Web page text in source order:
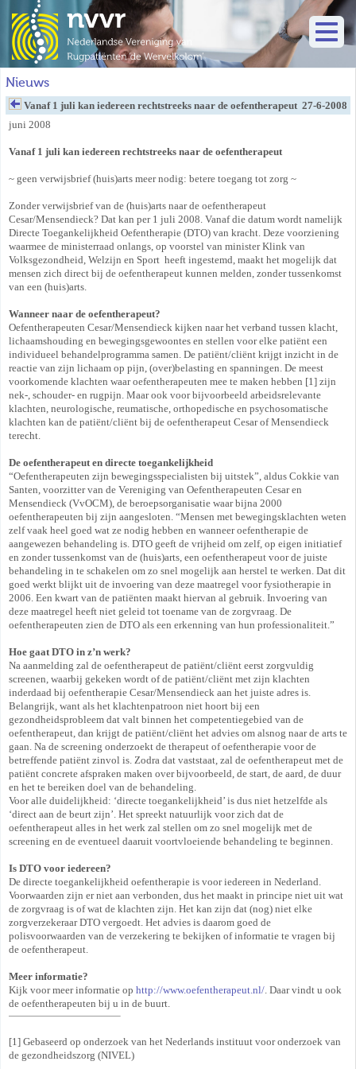
Nieuws
Vanaf 1 juli kan iedereen rechtstreeks naar de oefentherapeut 27-6-2008
juni 2008
Vanaf 1 juli kan iedereen rechtstreeks naar de oefentherapeut
~ geen verwijsbrief (huis)arts meer nodig: betere toegang tot zorg ~
Zonder verwijsbrief van de (huis)arts naar de oefentherapeut
Cesar/Mensendieck? Dat kan per 1 juli 2008. Vanaf die datum wordt namelijk
Directe Toegankelijkheid Oefentherapie (DTO) van kracht. Deze voorziening
waarmee de ministerraad onlangs, op voorstel van minister Klink van
Volksgezondheid, Welzijn en Sport heeft ingestemd, maakt het mogelijk dat
mensen zich direct bij de oefentherapeut kunnen melden, zonder tussenkomst
van een (huis)arts.
Wanneer naar de oefentherapeut?
Oefentherapeuten Cesar/Mensendieck kijken naar het verband tussen klacht,
lichaamshouding en bewegingsgewoontes en stellen voor elke patiënt een
individueel behandelprogramma samen. De patiënt/cliënt krijgt inzicht in de
reactie van zijn lichaam op pijn, (over)belasting en spanningen. De meest
voorkomende klachten waar oefentherapeuten mee te maken hebben [1] zijn
nek-, schouder- en rugpijn. Maar ook voor bijvoorbeeld arbeidsrelevante
klachten, neurologische, reumatische, orthopedische en psychosomatische
klachten kan de patiënt/cliënt bij de oefentherapeut Cesar of Mensendieck
terecht.
De oefentherapeut en directe toegankelijkheid
“Oefentherapeuten zijn bewegingsspecialisten bij uitstek”, aldus Cokkie van
Santen, voorzitter van de Vereniging van Oefentherapeuten Cesar en
Mensendieck (VvOCM), de beroepsorganisatie waar bijna 2000
oefentherapeuten bij zijn aangesloten. “Mensen met bewegingsklachten weten
zelf vaak heel goed wat ze nodig hebben en wanneer oefentherapie de
aangewezen behandeling is. DTO geeft de vrijheid om zelf, op eigen initiatief
en zonder tussenkomst van de (huis)arts, een oefentherapeut voor de juiste
behandeling in te schakelen om zo snel mogelijk aan herstel te werken. Dat dit
goed werkt blijkt uit de invoering van deze maatregel voor fysiotherapie in
2006. Een kwart van de patiënten maakt hiervan al gebruik. Invoering van
deze maatregel heeft niet geleid tot toename van de zorgvraag. De
oefentherapeuten zien de DTO als een erkenning van hun professionaliteit.”
Hoe gaat DTO in z’n werk?
Na aanmelding zal de oefentherapeut de patiënt/cliënt eerst zorgvuldig
screenen, waarbij gekeken wordt of de patiënt/cliënt met zijn klachten
inderdaad bij oefentherapie Cesar/Mensendieck aan het juiste adres is.
Belangrijk, want als het klachtenpatroon niet hoort bij een
gezondheidsprobleem dat valt binnen het competentiegebied van de
oefentherapeut, dan krijgt de patiënt/cliënt het advies om alsnog naar de arts te
gaan. Na de screening onderzoekt de therapeut of oefentherapie voor de
betreffende patiënt zinvol is. Zodra dat vaststaat, zal de oefentherapeut met de
patiënt concrete afspraken maken over bijvoorbeeld, de start, de aard, de duur
en het te bereiken doel van de behandeling.
Voor alle duidelijkheid: ‘directe toegankelijkheid’ is dus niet hetzelfde als
‘direct aan de beurt zijn’. Het spreekt natuurlijk voor zich dat de
oefentherapeut alles in het werk zal stellen om zo snel mogelijk met de
screening en de eventueel daaruit voortvloeiende behandeling te beginnen.
Is DTO voor iedereen?
De directe toegankelijkheid oefentherapie is voor iedereen in Nederland.
Voorwaarden zijn er niet aan verbonden, dus het maakt in principe niet uit wat
de zorgvraag is of wat de klachten zijn. Het kan zijn dat (nog) niet elke
zorgverzekeraar DTO vergoedt. Het advies is daarom goed de
polisvoorwaarden van de verzekering te bekijken of informatie te vragen bij
de oefentherapeut.
Meer informatie?
Kijk voor meer informatie op http://www.oefentherapeut.nl/. Daar vindt u ook
de oefentherapeuten bij u in de buurt.
[1] Gebaseerd op onderzoek van het Nederlands instituut voor onderzoek van
de gezondheidszorg (NIVEL)